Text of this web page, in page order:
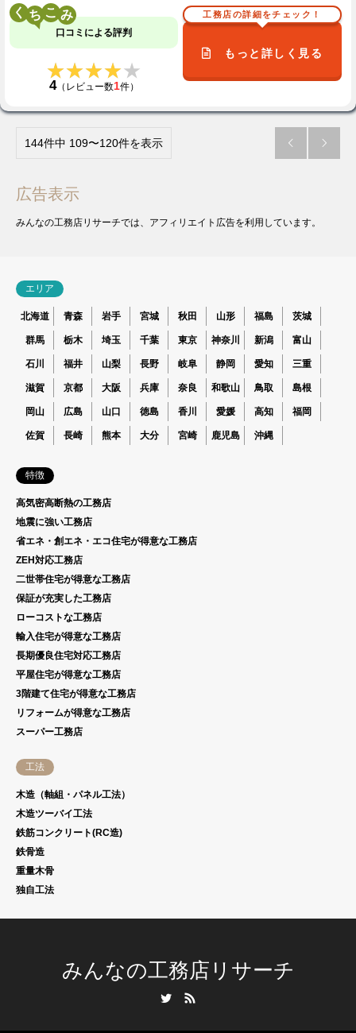
く こ
口コミによる評判
★★★★★
★★★★★
4（レビュー数1件）
工務店の詳細をチェック！
もっと詳しく見る
144件中 109〜120件を表示  
広告表示
みんなの工務店リサーチでは、アフィリエイト広告を利用しています。
エリア
北海道 青森 岩手 宮城 秋田 山形 福島 茨城
群馬 栃木 埼玉 千葉 東京 神奈川 新潟 富山
石川 福井 山梨 長野 岐阜 静岡 愛知 三重
滋賀 京都 大阪 兵庫 奈良 和歌山 鳥取 島根
岡山 広島 山口 徳島 香川 愛媛 高知 福岡
佐賀 長崎 熊本 大分 宮崎 鹿児島 沖縄
特徴
高気密高断熱の工務店
地震に強い工務店
省エネ・創エネ・エコ住宅が得意な工務店
ZEH対応工務店
二世帯住宅が得意な工務店
保証が充実した工務店
ローコストな工務店
輸入住宅が得意な工務店
長期優良住宅対応工務店
平屋住宅が得意な工務店
3階建て住宅が得意な工務店
リフォームが得意な工務店
スーパー工務店
工法
木造（軸組・パネル工法）
木造ツーバイ工法
鉄筋コンクリート(RC造)
鉄骨造
重量木骨
独自工法
みんなの工務店リサーチ